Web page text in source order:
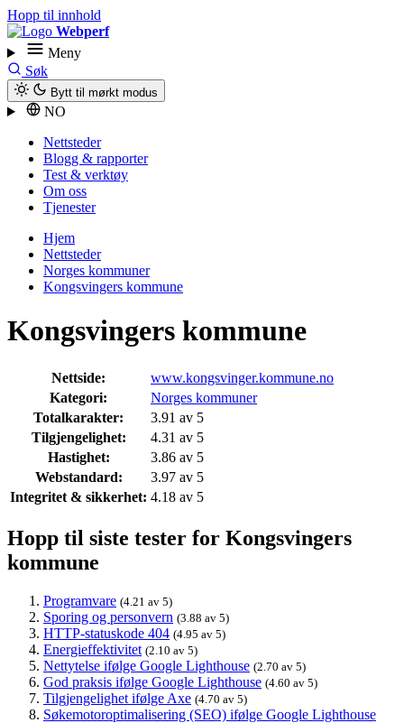
Hopp til innhold
Webperf
Meny
Søk
Bytt til mørkt modus
NO
Nettsteder
Blogg & rapporter
Test & verktøy
Om oss
Tjenester
Hjem
Nettsteder
Norges kommuner
Kongsvingers kommune
Kongsvingers kommune
Nettside:
www.kongsvinger.kommune.no
Kategori:
Norges kommuner
Totalkarakter:
3.91 av 5
Tilgjengelighet:
4.31 av 5
Hastighet:
3.86 av 5
Webstandard:
3.97 av 5
Integritet & sikkerhet: 4.18 av 5
Hopp til siste tester for Kongsvingers
kommune
Programvare (4.21 av 5)
Sporing og personvern (3.88 av 5)
HTTP-statuskode 404 (4.95 av 5)
Energieffektivitet (2.10 av 5)
Nettytelse ifølge Google Lighthouse (2.70 av 5)
God praksis ifølge Google Lighthouse (4.60 av 5)
Tilgjengelighet ifølge Axe (4.70 av 5)
Søkemotoroptimalisering (SEO) ifølge Google Lighthouse